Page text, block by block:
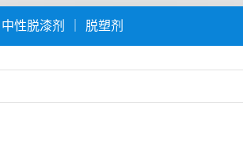
中性脱漆剂 脱塑剂